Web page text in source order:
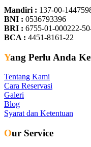
Mandiri : 137-00-
BNI : 0536793396
BRI : 6755-01-000222-
BCA : 4451-8161-22
Yang Perlu Anda
Tentang Kami
Cara Reservasi
Galeri
Blog
Syarat dan Ketentuan
Our Service